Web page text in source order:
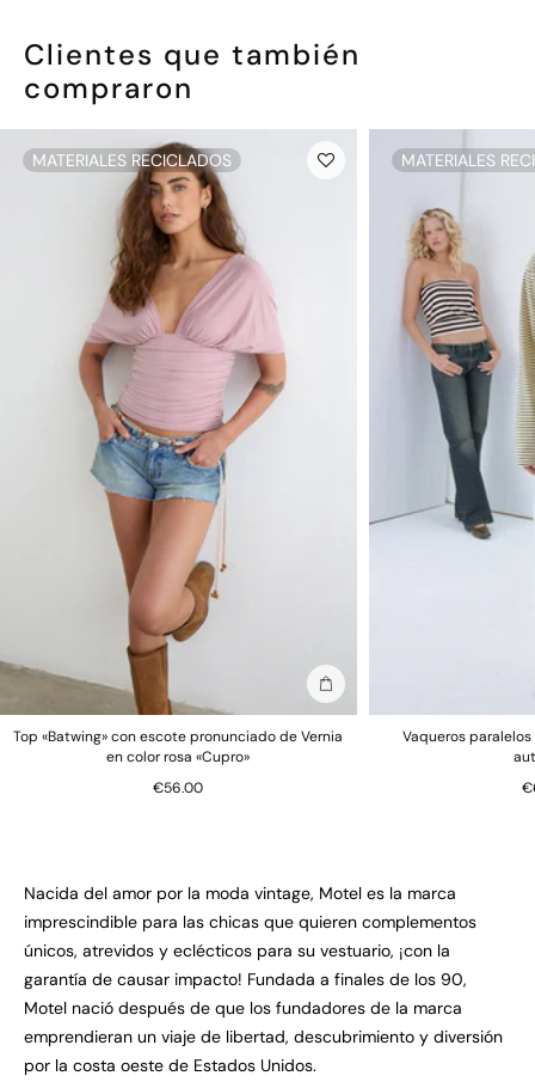
Clientes que también
compraron
MATERIALES RECICLADOS
Añadir a la bolsa
Top «Batwing» con escote pronunciado de Vernia
en color rosa «Cupro»
€56.00
MATERIALES
Vaqueros
Nacida del amor por la moda vintage, Motel es la marca
imprescindible para las chicas que quieren complementos
únicos, atrevidos y eclécticos para su vestuario, ¡con la
garantía de causar impacto! Fundada a finales de los 90,
Motel nació después de que los fundadores de la marca
emprendieran un viaje de libertad, descubrimiento y diversión
por la costa oeste de Estados Unidos.